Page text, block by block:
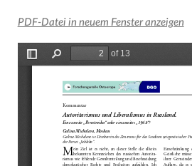
PDF-Datei in neuem Fenster anzeigen